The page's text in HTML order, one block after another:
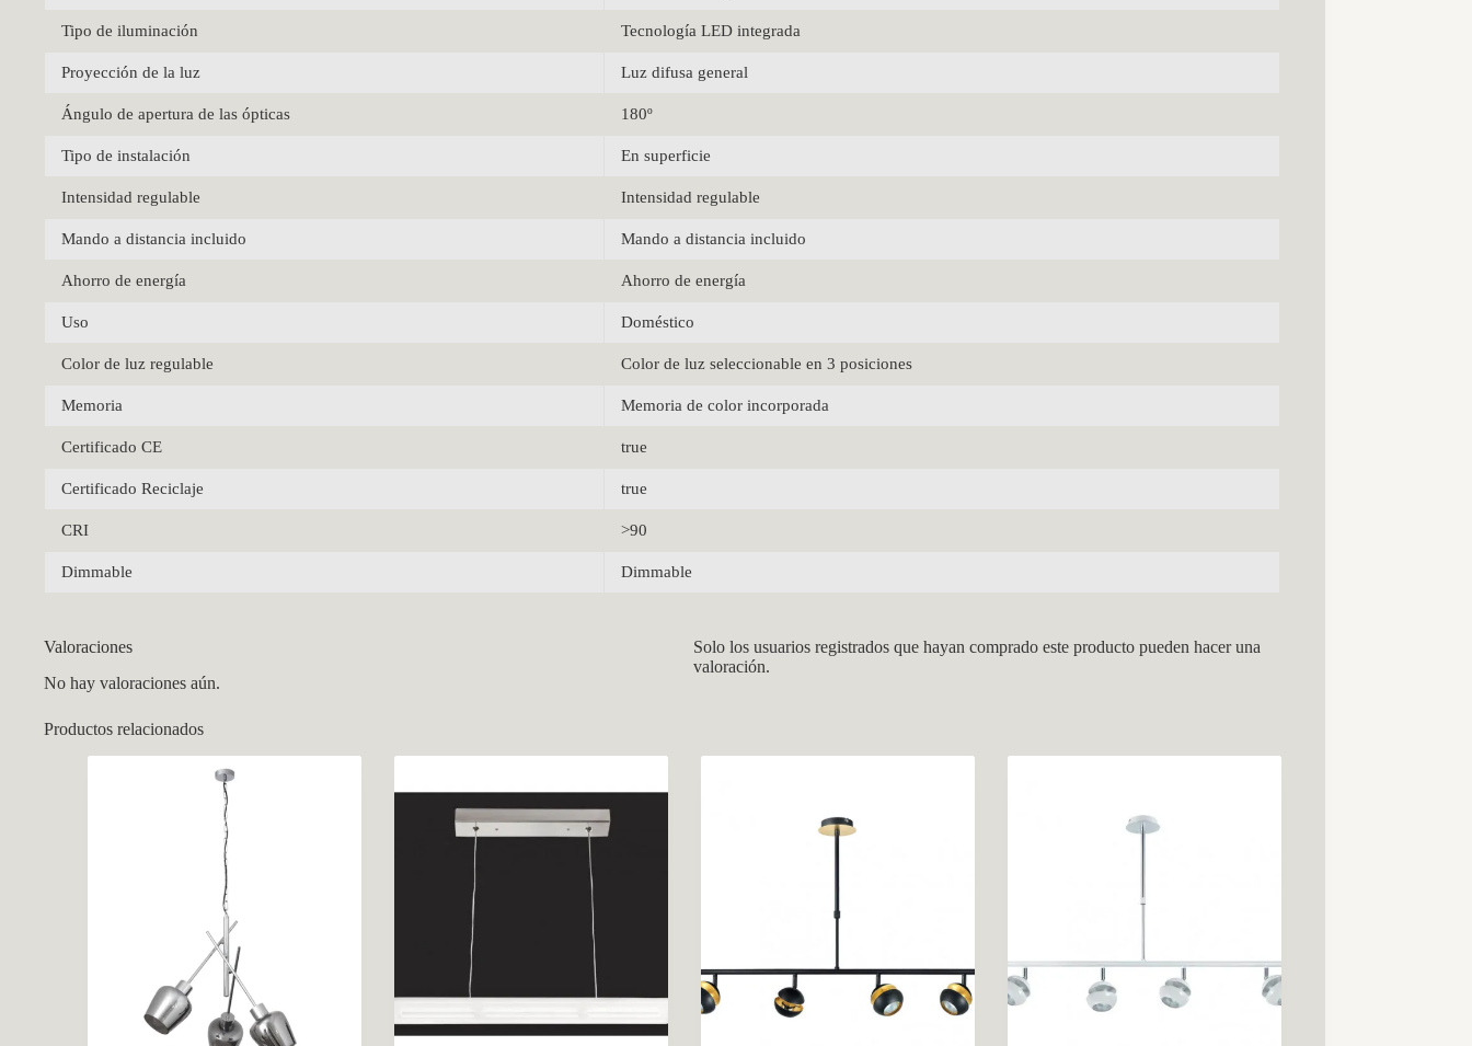
Tipo de iluminación Tecnología LED integrada
Proyección de la luz Luz difusa general
Ángulo de apertura de las ópticas 180º
Tipo de instalación En superficie
Intensidad regulable Intensidad regulable
Mando a distancia incluido Mando a distancia incluido
Ahorro de energía Ahorro de energía
Uso Doméstico
Color de luz regulable Color de luz seleccionable en 3 posiciones
Memoria Memoria de color incorporada
Certificado CE true
Certificado Reciclaje true
CRI >90
Dimmable Dimmable
Valoraciones
No hay valoraciones aún.
Solo los usuarios registrados que hayan comprado este producto pueden hacer una
valoración.
Productos relacionados
CCM Decoración
Asistente virtual · En línea